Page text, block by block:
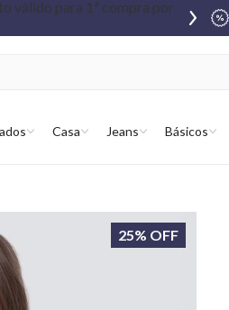
Casa Jeans Básicos
25% OFF